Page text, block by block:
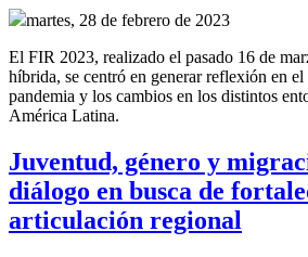
martes, 28 de febrero de 2023
El FIR 2023, realizado el pasado 16 de
híbrida, se centró en generar reflexión en
pandemia y los cambios en los distintos
América Latina.
Juventud, género y
diálogo en busca de
articulación regional